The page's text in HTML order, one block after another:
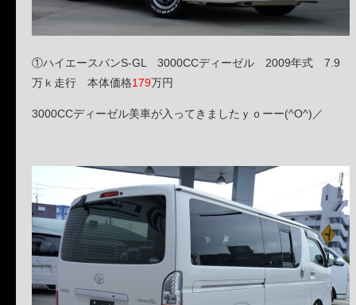
①ハイエースバンS-GL 3000CCディーゼル 2009年式 7.9
万ｋ走行 本体価格179万円
3000CCディーゼル美車が入ってきましたｙｏーー(^O^)／